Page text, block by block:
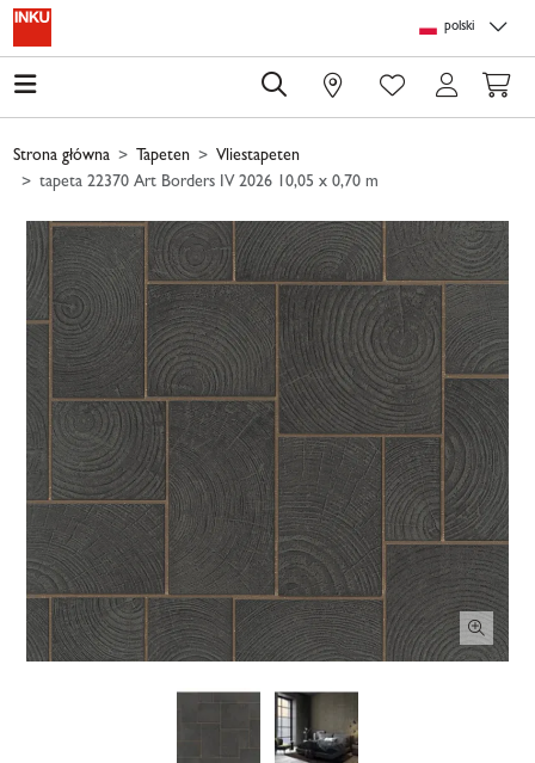
Skip to main content
polski
0
Strona główna Tapeten
Vliestapeten
tapeta 22370 Art Borders IV 2026 10,05 x 0,70 m